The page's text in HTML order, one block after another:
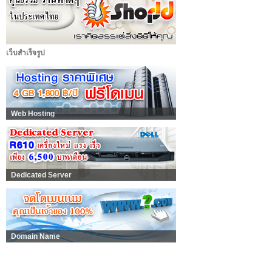
เว็บสำเร็จรูป
Web Hosting
Dedicated Server
Domain Name